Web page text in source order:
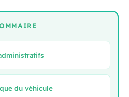
du véhicule